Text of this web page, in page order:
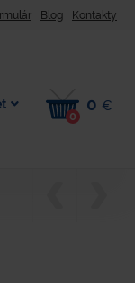
Blog Kontakty
0
0 €